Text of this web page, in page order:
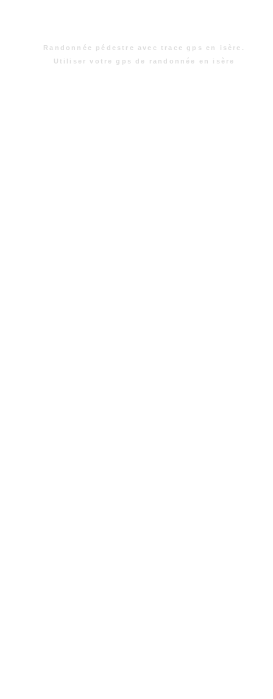
Randonnée pédestre avec trace gps en isère.
Utiliser votre gps de randonnée en isère